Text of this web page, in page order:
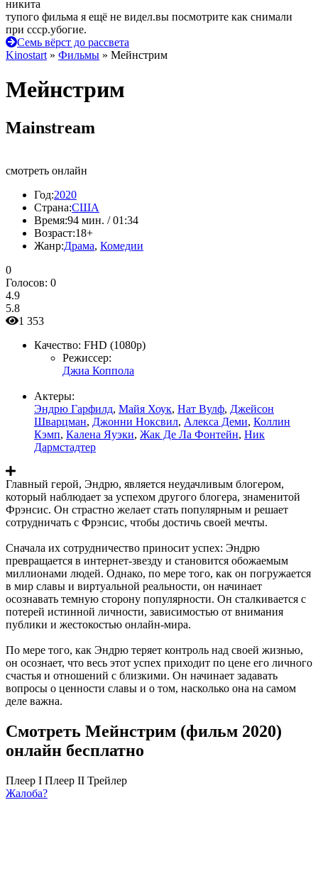
никита
тупого фильма я ещё не видел.вы посмотрите как снимали
при ссср.убогие.
Семь вёрст до рассвета
Kinostart » Фильмы » Мейнстрим
Мейнстрим
Mainstream
смотреть онлайн
Год:2020
Страна:США
Время:94 мин. / 01:34
Возраст:18+
Жанр:Драма, Комедии
0
Голосов: 0
4.9
5.8
1 353
Качество: FHD (1080p)
Режиссер:
Джиа Коппола
Актеры:
Эндрю Гарфилд, Майя Хоук, Нат Вулф, Джейсон
Шварцман, Джонни Ноксвил, Алекса Деми, Коллин
Кэмп, Калена Яуэки, Жак Де Ла Фонтейн, Ник
Дармстадтер
Главный герой, Эндрю, является неудачливым блогером,
который наблюдает за успехом другого блогера, знаменитой
Фрэнсис. Он страстно желает стать популярным и решает
сотрудничать с Фрэнсис, чтобы достичь своей мечты.
Сначала их сотрудничество приносит успех: Эндрю
превращается в интернет-звезду и становится обожаемым
миллионами людей. Однако, по мере того, как он погружается
в мир славы и виртуальной реальности, он начинает
осознавать темную сторону популярности. Он сталкивается с
потерей истинной личности, зависимостью от внимания
публики и жестокостью онлайн-мира.
По мере того, как Эндрю теряет контроль над своей жизнью,
он осознает, что весь этот успех приходит по цене его личного
счастья и отношений с близкими. Он начинает задавать
вопросы о ценности славы и о том, насколько она на самом
деле важна.
Смотреть Мейнстрим (фильм 2020)
онлайн бесплатно
Плеер I Плеер II Трейлер
Жалоба?